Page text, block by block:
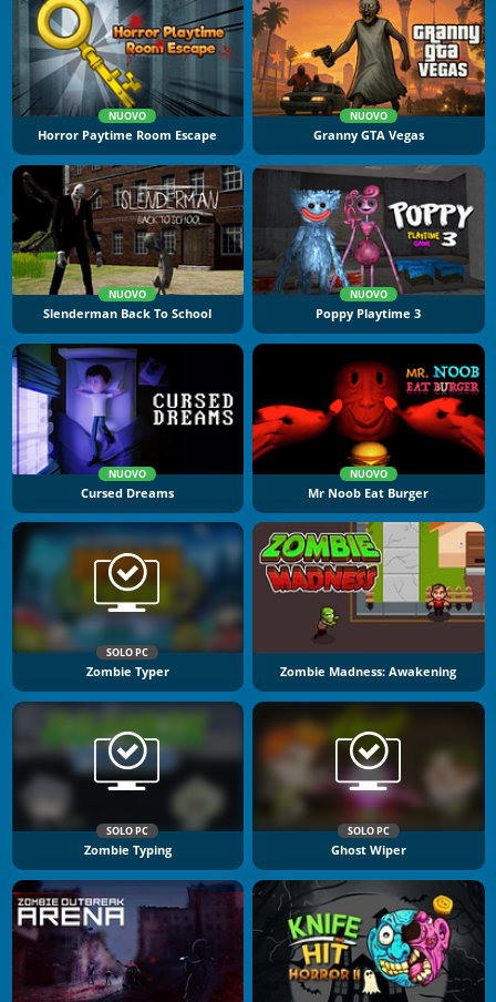
NUOVO
Horror Paytime Room Escape
NUOVO
Granny GTA Vegas
NUOVO
Slenderman Back To School
NUOVO
Poppy Playtime 3
NUOVO
Cursed Dreams
NUOVO
Mr Noob Eat Burger
SOLO PC
Zombie Typer Zombie Madness: Awakening
SOLO PC
Zombie Typing
SOLO PC
Ghost Wiper